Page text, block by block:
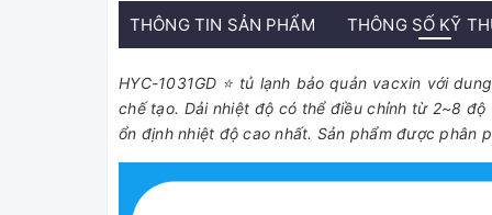
THÔNG TIN SẢN PHẨM THÔNG SỐ KỸ
HYC-1031GD ⭐ tủ lạnh bảo quản vacxin với
chế tạo. Dải nhiệt độ có thể điều chỉnh từ 2~8
ổn định nhiệt độ cao nhất. Sản phẩm được phân